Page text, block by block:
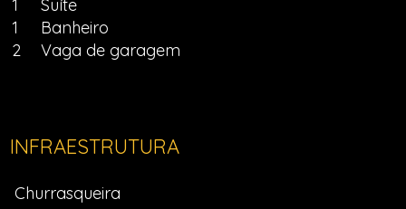
1
Suíte
1
Banheiro
2
Vaga de garagem
INFRAESTRUTURA
Churrasqueira